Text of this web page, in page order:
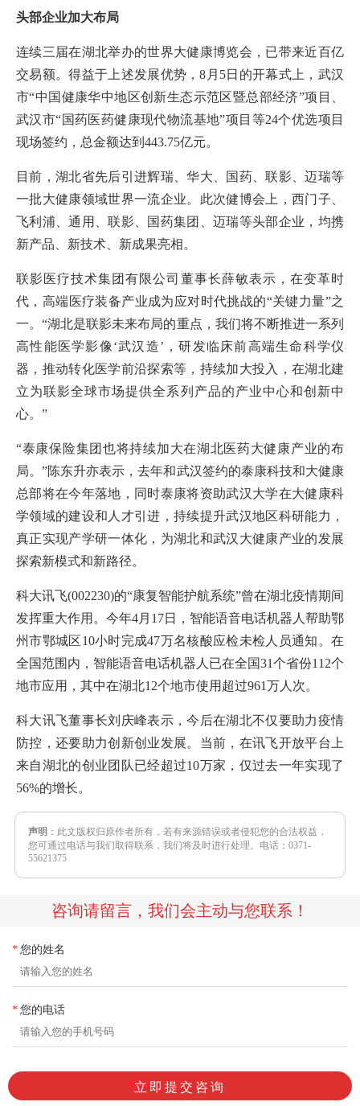
头部企业加大布局
连续三届在湖北举办的世界大健康博览会，已带来近百亿
交易额。得益于上述发展优势，8月5日的开幕式上，武汉
市“中国健康华中地区创新生态示范区暨总部经济”项目、
武汉市“国药医药健康现代物流基地”项目等24个优选项目
现场签约，总金额达到443.75亿元。
目前，湖北省先后引进辉瑞、华大、国药、联影、迈瑞等
一批大健康领域世界一流企业。此次健博会上，西门子、
飞利浦、通用、联影、国药集团、迈瑞等头部企业，均携
新产品、新技术、新成果亮相。
联影医疗技术集团有限公司董事长薛敏表示，在变革时
代，高端医疗装备产业成为应对时代挑战的“关键力量”之
一。“湖北是联影未来布局的重点，我们将不断推进一系列
高性能医学影像‘武汉造’，研发临床前高端生命科学仪
器，推动转化医学前沿探索等，持续加大投入，在湖北建
立为联影全球市场提供全系列产品的产业中心和创新中
心。”
“泰康保险集团也将持续加大在湖北医药大健康产业的布
局。”陈东升亦表示，去年和武汉签约的泰康科技和大健康
总部将在今年落地，同时泰康将资助武汉大学在大健康科
学领域的建设和人才引进，持续提升武汉地区科研能力，
真正实现产学研一体化，为湖北和武汉大健康产业的发展
探索新模式和新路径。
科大讯飞(002230)的“康复智能护航系统”曾在湖北疫情期间
发挥重大作用。今年4月17日，智能语音电话机器人帮助鄂
州市鄂城区10小时完成47万名核酸应检未检人员通知。在
全国范围内，智能语音电话机器人已在全国31个省份112个
地市应用，其中在湖北12个地市使用超过961万人次。
科大讯飞董事长刘庆峰表示，今后在湖北不仅要助力疫情
防控，还要助力创新创业发展。当前，在讯飞开放平台上
来自湖北的创业团队已经超过10万家，仅过去一年实现了
56%的增长。
声明 ：此文版权归原作者所有，若有来源错误或者侵犯您的合法权益，
您可通过电话与我们取得联系，我们将及时进行处理。电话：0371-
55621375
咨询请留言，我们会主动与您联系！
* 您的姓名
* 您的电话